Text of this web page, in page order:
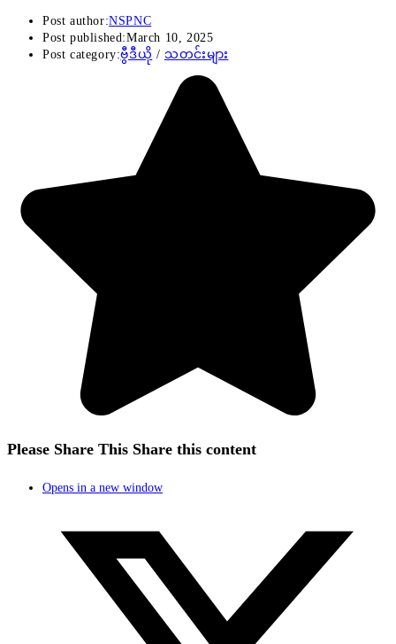
Post author:NSPNC
Post published:March 10, 2025
Post category:ဗွီဒီယို / သတင်းများ
Please Share This Share this content
Opens in a new window